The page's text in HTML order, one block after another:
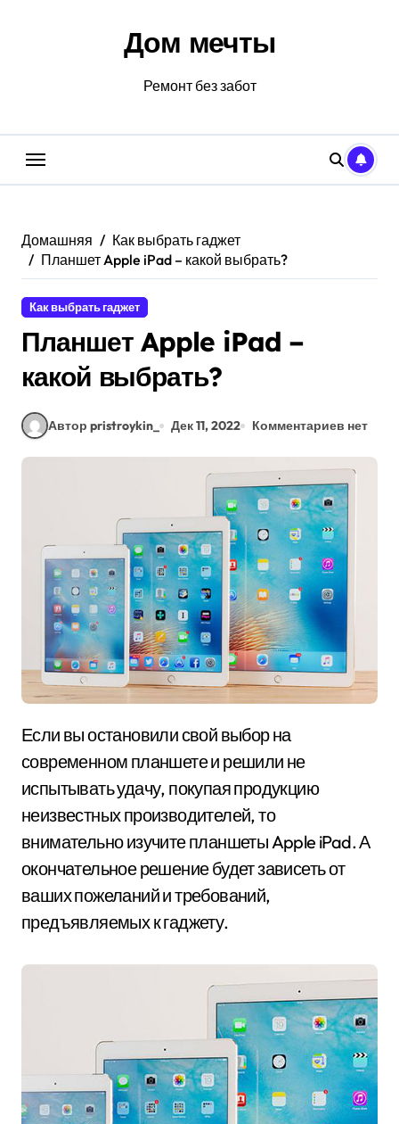
Дом мечты
Ремонт без забот
Домашняя
Как выбрать гаджет
Планшет Apple iPad – какой выбрать?
Как выбрать гаджет
Планшет Apple iPad –
какой выбрать?
Автор pristroykin_ Дек 11, 2022 Комментариев нет
Если вы остановили свой выбор на
современном планшете и решили не
испытывать удачу, покупая продукцию
неизвестных производителей, то
внимательно изучите планшеты Apple iPad. А
окончательное решение будет зависеть от
ваших пожеланий и требований,
предъявляемых к гаджету.